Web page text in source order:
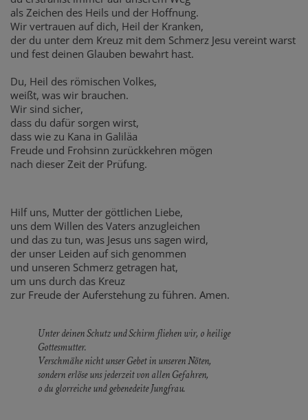
als Zeichen des Heils und der Hoffnung.
Wir vertrauen auf dich, Heil der Kranken,
der du unter dem Kreuz mit dem Schmerz Jesu vereint warst
und fest deinen Glauben bewahrt hast.
Du, Heil des römischen Volkes,
weißt, was wir brauchen.
Wir sind sicher,
dass du dafür sorgen wirst,
dass wie zu Kana in Galiläa
Freude und Frohsinn zurückkehren mögen
nach dieser Zeit der Prüfung.
Hilf uns, Mutter der göttlichen Liebe,
uns dem Willen des Vaters anzugleichen
und das zu tun, was Jesus uns sagen wird,
der unser Leiden auf sich genommen
und unseren Schmerz getragen hat,
um uns durch das Kreuz
zur Freude der Auferstehung zu führen. Amen.
Unter deinen Schutz und Schirm fliehen wir, o heilige
Gottesmutter.
Verschmähe nicht unser Gebet in unseren Nöten,
sondern erlöse uns jederzeit von allen Gefahren,
o du glorreiche und gebenedeite Jungfrau.